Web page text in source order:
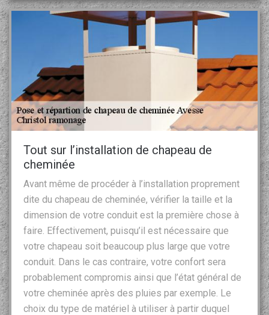
Tout sur l’installation de chapeau de
cheminée
Avant même de procéder à l’installation proprement
dite du chapeau de cheminée, vérifier la taille et la
dimension de votre conduit est la première chose à
faire. Effectivement, puisqu’il est nécessaire que
votre chapeau soit beaucoup plus large que votre
conduit. Dans le cas contraire, votre confort sera
probablement compromis ainsi que l’état général de
votre cheminée après des pluies par exemple. Le
choix du type de matériel à utiliser à partir duquel